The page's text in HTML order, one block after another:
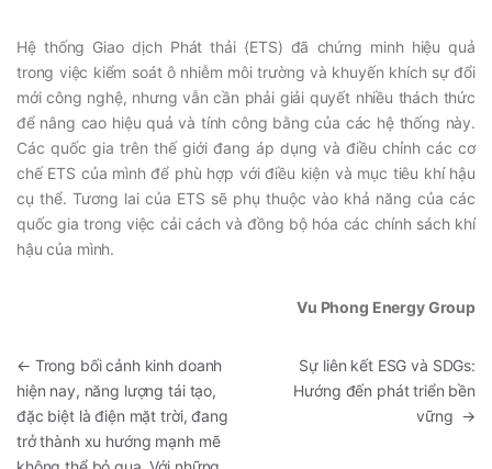
Hệ thống Giao dịch Phát thải (ETS) đã chứng minh hiệu quả
trong việc kiểm soát ô nhiễm môi trường và khuyến khích sự đổi
mới công nghệ, nhưng vẫn cần phải giải quyết nhiều thách thức
để nâng cao hiệu quả và tính công bằng của các hệ thống này.
Các quốc gia trên thế giới đang áp dụng và điều chỉnh các cơ
chế ETS của mình để phù hợp với điều kiện và mục tiêu khí hậu
cụ thể. Tương lai của ETS sẽ phụ thuộc vào khả năng của các
quốc gia trong việc cải cách và đồng bộ hóa các chính sách khí
hậu của mình.
Vu Phong Energy Group
← Trong bối cảnh kinh doanh
hiện nay, năng lượng tái tạo,
đặc biệt là điện mặt trời, đang
trở thành xu hướng mạnh mẽ
Sự liên kết ESG và SDGs:
Hướng đến phát triển bền
vững →